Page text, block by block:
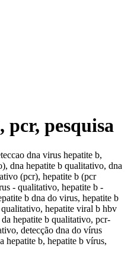
pesquisa
dna virus hepatite b,
dna hepatite b qualitativo, dna
(pcr), hepatite b (pcr
- qualitativo, hepatite b -
b dna do virus, hepatite b
hepatite viral b hbv
hepatite b qualitativo, pcr-
detecção dna do vírus
hepatite b, hepatite b vírus,